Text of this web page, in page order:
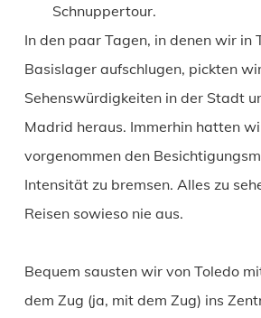
Schnuppertour.
In den paar Tagen, in denen wir in
Basislager aufschlugen, pickten
Sehenswürdigkeiten in der Stadt
Madrid heraus. Immerhin hatten
vorgenommen den
Intensität zu bremsen. Alles zu
Reisen sowieso nie aus.
Bequem sausten wir von Toledo
dem Zug (ja, mit dem Zug) ins